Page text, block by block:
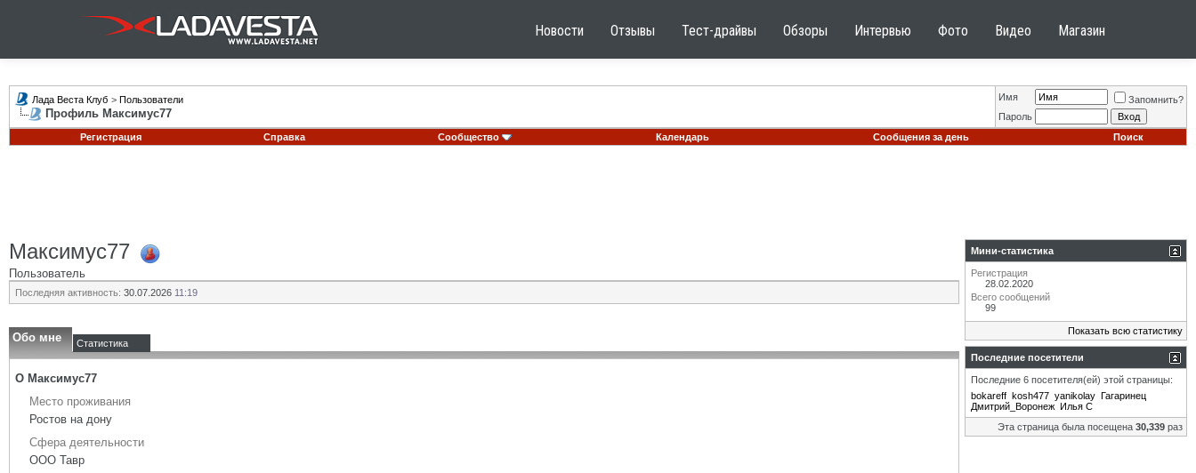
Новости Отзывы Тест-драйвы Обзоры Интервью Фото Видео Магазин
Лада Веста Клуб > Пользователи
Профиль Максимус77
Имя
Запомнить?
Пароль
Регистрация
Справка Сообщество Календарь Сообщения за день Поиск
Максимус77
Пользователь
Последняя активность: 30.07.2026 11:19
Обо мне Статистика
О Максимус77
Место проживания
Ростов на дону
Сфера деятельности
ООО Тавр
Мини-статистика
Регистрация
28.02.2020
Всего сообщений
99
Показать всю статистику
Последние посетители
Последние 6 посетителя(ей) этой страницы:
bokareff kosh477 yanikolay Гагаринец
Дмитрий_Воронеж Илья С
Эта страница была посещена 30,339 раз